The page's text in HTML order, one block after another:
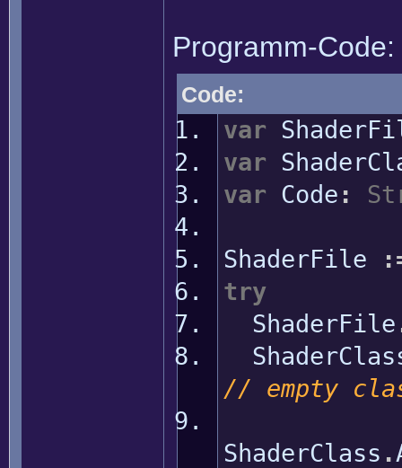
Programm-Code:
Code:
var
var
var Code :
ShaderFile :
try
ShaderFile
// empty
ShaderClass .